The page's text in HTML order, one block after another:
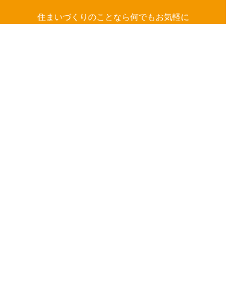
住まいづくりのことなら何でもお気軽に